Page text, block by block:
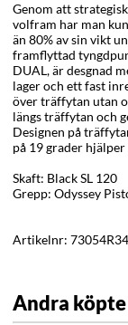
Genom att
volfram har man
än 80% av sin vikt
framflyttad
DUAL, är desgnad
lager och ett fast
över träffytan utan
längs träffytan och
Designen på
på 19 grader
Skaft: Black SL 120
Grepp: Odyssey
Artikelnr:
Andra